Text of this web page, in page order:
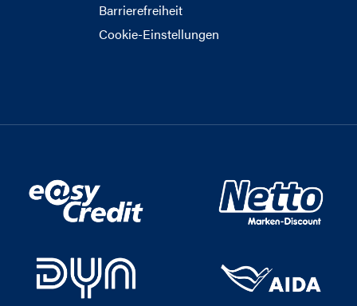
Barrierefreiheit
Cookie-Einstellungen